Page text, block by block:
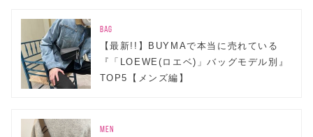
BAG
【最新!!】BUYMAで本当に売れている
『「LOEWE(ロエベ)」バッグモデル別』
TOP5【メンズ編】
MEN